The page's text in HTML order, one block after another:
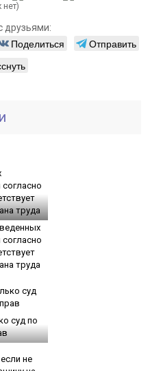
нет)
друзьями:
Поделиться
Отправить
труда
суд по